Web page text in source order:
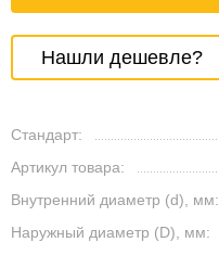
Нашли дешевле?
Стандарт:
Артикул товара:
Внутренний диаметр (d), мм:
Наружный диаметр (D), мм: